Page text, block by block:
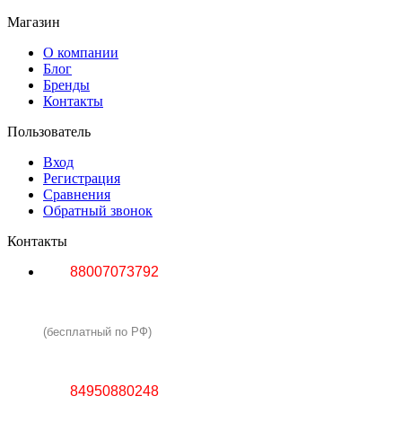
Магазин
О компании
Блог
Бренды
Контакты
Пользователь
Вход
Регистрация
Сравнения
Обратный звонок
Контакты
88007073792
(бесплатный по РФ)
84950880248